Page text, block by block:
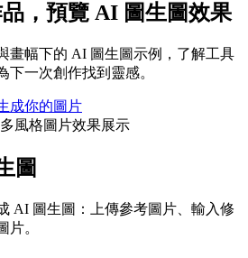
，預覽 AI 圖生圖效果
畫幅下的 AI 圖生圖示例，了解工具
下一次創作找到靈感。
成你的圖片
圖
AI 圖生圖：上傳參考圖片、輸入修
片。